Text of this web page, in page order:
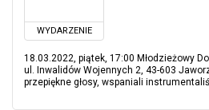
WYDARZENIE
18.03.2022, piątek, 17:00 Młodzieżowy
ul. Inwalidów Wojennych 2, 43-603
przepiękne głosy, wspaniali